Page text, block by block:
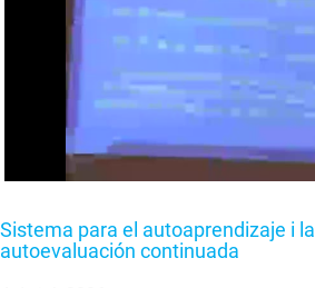
Sistema para el autoaprendizaje i la
autoevaluación continuada